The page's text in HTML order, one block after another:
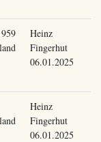
Heinz
Fingerhut
06.01.2025
Heinz
Fingerhut
06.01.2025